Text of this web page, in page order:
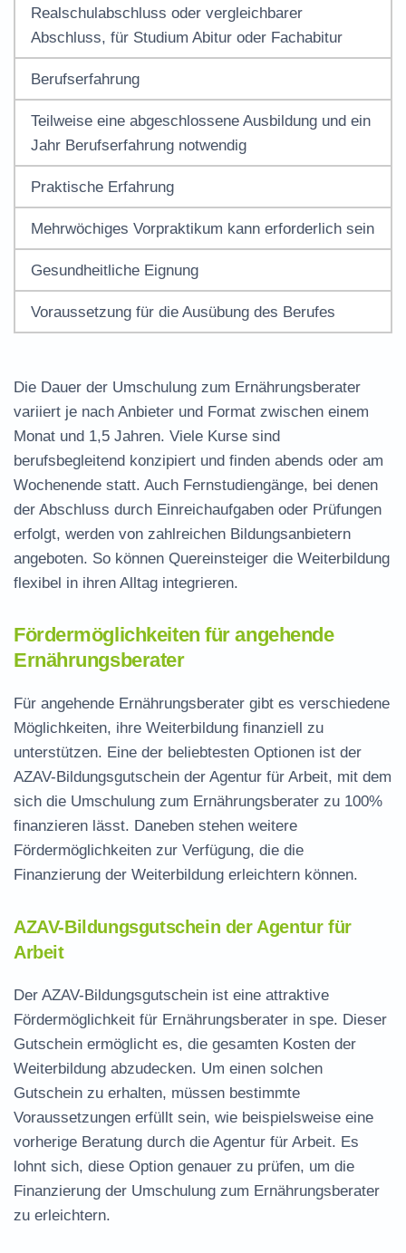
Realschulabschluss oder vergleichbarer
Abschluss, für Studium Abitur oder Fachabitur
Berufserfahrung
Teilweise eine abgeschlossene Ausbildung und ein
Jahr Berufserfahrung notwendig
Praktische Erfahrung
Mehrwöchiges Vorpraktikum kann erforderlich sein
Gesundheitliche Eignung
Voraussetzung für die Ausübung des Berufes
Die Dauer der Umschulung zum Ernährungsberater
variiert je nach Anbieter und Format zwischen einem
Monat und 1,5 Jahren. Viele Kurse sind
berufsbegleitend konzipiert und finden abends oder am
Wochenende statt. Auch Fernstudiengänge, bei denen
der Abschluss durch Einreichaufgaben oder Prüfungen
erfolgt, werden von zahlreichen Bildungsanbietern
angeboten. So können Quereinsteiger die Weiterbildung
flexibel in ihren Alltag integrieren.
Fördermöglichkeiten für angehende
Ernährungsberater
Für angehende Ernährungsberater gibt es verschiedene
Möglichkeiten, ihre Weiterbildung finanziell zu
unterstützen. Eine der beliebtesten Optionen ist der
AZAV-Bildungsgutschein der Agentur für Arbeit, mit dem
sich die Umschulung zum Ernährungsberater zu 100%
finanzieren lässt. Daneben stehen weitere
Fördermöglichkeiten zur Verfügung, die die
Finanzierung der Weiterbildung erleichtern können.
AZAV-Bildungsgutschein der Agentur für
Arbeit
Der AZAV-Bildungsgutschein ist eine attraktive
Fördermöglichkeit für Ernährungsberater in spe. Dieser
Gutschein ermöglicht es, die gesamten Kosten der
Weiterbildung abzudecken. Um einen solchen
Gutschein zu erhalten, müssen bestimmte
Voraussetzungen erfüllt sein, wie beispielsweise eine
vorherige Beratung durch die Agentur für Arbeit. Es
lohnt sich, diese Option genauer zu prüfen, um die
Finanzierung der Umschulung zum Ernährungsberater
zu erleichtern.